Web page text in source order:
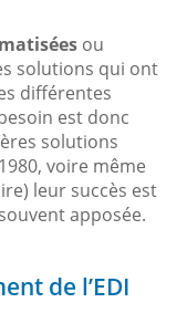
ou
solutions qui ont
différentes
est donc
solutions
voire même
leur succès est
apposée.
de l’EDI